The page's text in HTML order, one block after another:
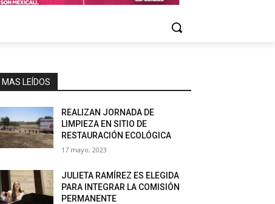
MAS LEÍDOS
REALIZAN JORNADA DE
LIMPIEZA EN SITIO DE
RESTAURACIÓN ECOLÓGICA
17 mayo, 2023
JULIETA RAMÍREZ ES ELEGIDA
PARA INTEGRAR LA COMISIÓN
PERMANENTE